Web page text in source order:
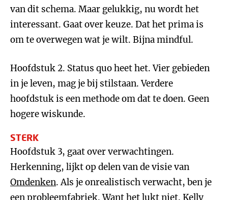
van dit schema. Maar gelukkig, nu wordt het
interessant. Gaat over keuze. Dat het prima is
om te overwegen wat je wilt. Bijna mindful.
Hoofdstuk 2. Status quo heet het. Vier gebieden
in je leven, mag je bij stilstaan. Verdere
hoofdstuk is een methode om dat te doen. Geen
hogere wiskunde.
STERK
Hoofdstuk 3, gaat over verwachtingen.
Herkenning, lijkt op delen van de visie van
Omdenken. Als je onrealistisch verwacht, ben je
een probleemfabriek. Want het lukt niet. Kelly